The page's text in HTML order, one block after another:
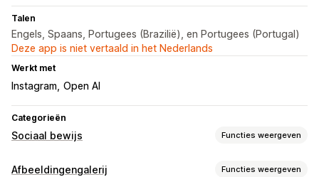
Talen
Engels, Spaans, Portugees (Brazilië), en Portugees (Portugal)
Deze app is niet vertaald in het Nederlands
Werkt met
Instagram Open AI
Categorieën
Sociaal bewijs Functies weergeven
Contenttypes
Afbeeldingengalerij Functies weergeven